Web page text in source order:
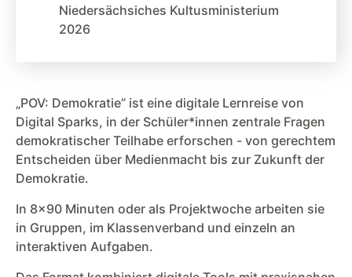
„POV: Demokratie” ist eine digitale Lernreise von
Digital Sparks, in der Schüler*innen zentrale Fragen
demokratischer Teilhabe erforschen - von gerechtem
Entscheiden über Medienmacht bis zur Zukunft der
Demokratie.
In 8x90 Minuten oder als Projektwoche arbeiten sie
in Gruppen, im Klassenverband und einzeln an
interaktiven Aufgaben.
Niedersächsiches Kultusministerium
2026